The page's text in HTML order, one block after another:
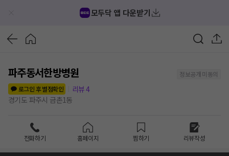
모두닥 앱 다운받기
파주동서한방병원
정보공개 미동의
로그인 후 별점확인
리뷰4
경기도 파주시 금촌1동
전화하기 홈페이지 찜하기 리뷰작성